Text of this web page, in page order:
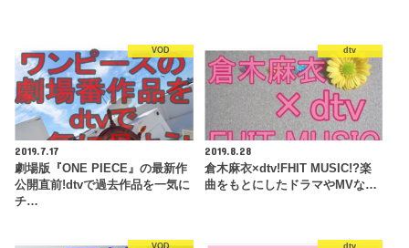
VOD
2019.7.17
劇場版『ONE PIECE』の最新作
公開直前!dtvで過去作品を一気に
チ…
dtv
2019.8.28
倉木麻衣×dtv!FHIT MUSIC!?楽
曲をもとにしたドラマやMVな…
VOD dtv